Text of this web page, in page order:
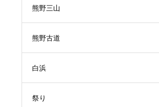
熊野三山
熊野古道
白浜
祭り